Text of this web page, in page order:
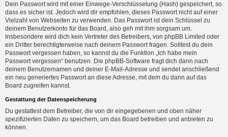
Dein Passwort wird mit einer Einwege-Verschlüsselung (Hash) gespeichert, so
dass es sicher ist. Jedoch wird dir empfohlen, dieses Passwort nicht auf einer
Vielzahl von Webseiten zu verwenden. Das Passwort ist dein Schlüssel zu
deinem Benutzerkonto für das Board, also geh mit ihm sorgsam um.
Insbesondere wird dich kein Vertreter des Betreibers, von phpBB Limited oder
ein Dritter berechtigterweise nach deinem Passwort fragen. Solltest du dein
Passwort vergessen haben, so kannst du die Funktion „Ich habe mein
Passwort vergessen“ benutzen. Die phpBB-Software fragt dich dann nach
deinem Benutzernamen und deiner E-Mail-Adresse und sendet anschließend
ein neu generiertes Passwort an diese Adresse, mit dem du dann auf das
Board zugreifen kannst.
Gestattung der Datenspeicherung
Du gestattest dem Betreiber, die von dir eingegebenen und oben näher
spezifizierten Daten zu speichern, um das Board betreiben und anbieten zu
können.